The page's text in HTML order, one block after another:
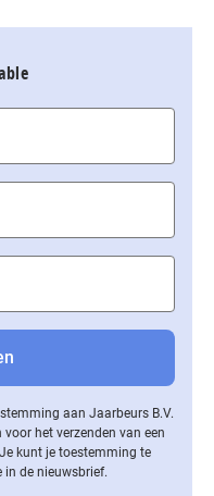
aan Jaarbeurs B.V.
het verzenden van een
kunt je toestemming te
de nieuwsbrief.